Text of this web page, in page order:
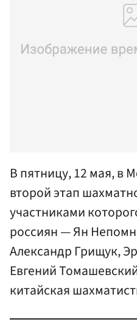
В пятницу, 12 мая, в
второй этап
участниками
россиян — Ян
Александр Грищук,
Евгений
китайская